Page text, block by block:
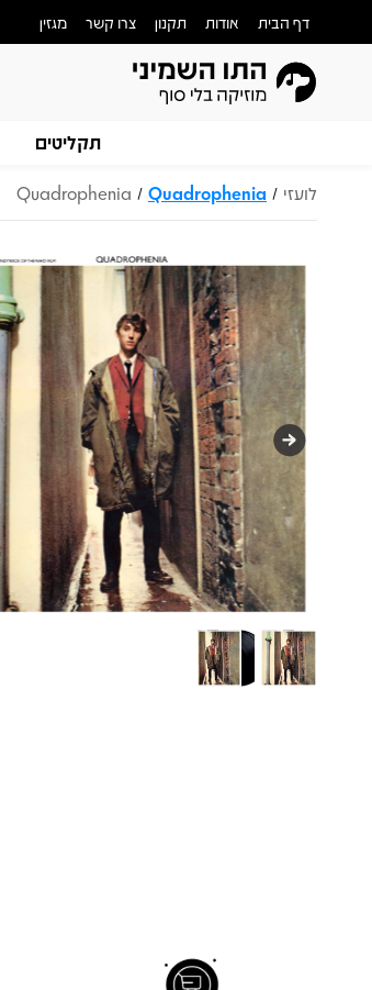
דף הבית אודות תקנון צרו קשר מגזין
תקליטים
לועזי /
Quadrophenia
/
Quadrophenia